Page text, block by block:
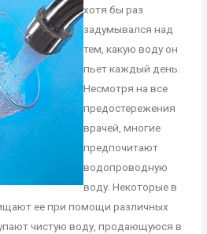
хотя бы раз
задумывался над
тем, какую воду он
пьет каждый день.
Несмотря на все
предостережения
врачей, многие
предпочитают
водопроводную
воду. Некоторые в
ее при помощи различных
чистую воду, продающуюся в